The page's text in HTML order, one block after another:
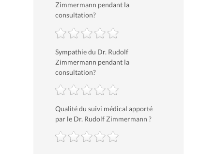
Zimmermann pendant la
consultation?
Sympathie du Dr. Rudolf
Zimmermann pendant la
consultation?
Qualité du suivi médical apporté
par le Dr. Rudolf Zimmermann ?